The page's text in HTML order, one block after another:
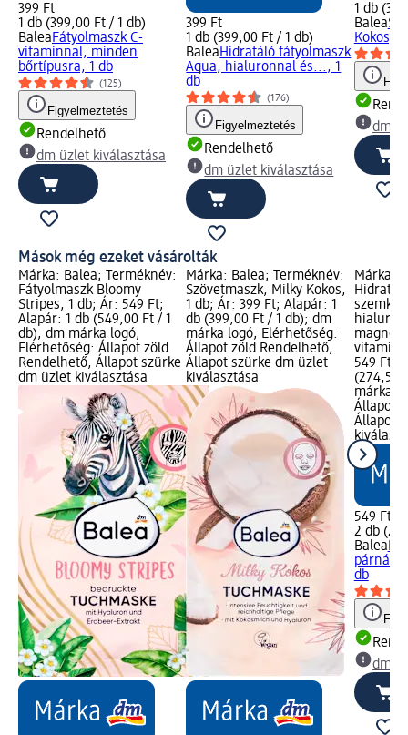
399 Ft
1 db (399,00 Ft / 1 db)
BaleaFátyolmaszk C-
vitaminnal, minden
bőrtípusra, 1 db
(125)
Figyelmeztetés
Rendelhető
dm üzlet kiválasztása
399 Ft
1 db (399,00 Ft / 1 db)
BaleaHidratáló fátyolmaszk
Aqua, hialuronnal és..., 1
db
(176)
Figyelmeztetés
Rendelhető
dm üzlet kiválasztása
1 db
Balea
Kokos, 1
dm
Mások még ezeket vásárolták
Márka: Balea; Terméknév:
Fátyolmaszk Bloomy
Stripes, 1 db; Ár: 549 Ft;
Alapár: 1 db (549,00 Ft / 1
db); dm márka logó;
Elérhetőség: Állapot zöld
Rendelhető, Állapot szürke
dm üzlet kiválasztása
Márka: Balea; Terméknév:
Szövetmaszk, Milky Kokos,
1 db; Ár: 399 Ft; Alapár: 1
db (399,00 Ft / 1 db); dm
márka logó; Elérhetőség:
Állapot zöld Rendelhető,
Állapot szürke dm üzlet
kiválasztása
Márka:
549 Ft;
(274,50
márka
Állapot
Állapot
549 Ft
2 db
Balea
párnák
db
dm